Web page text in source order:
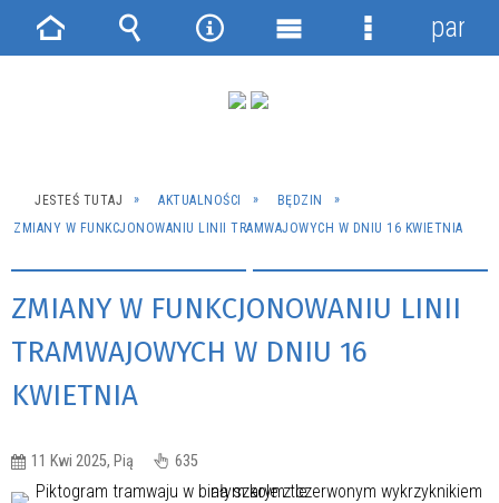
JESTEŚ TUTAJ AKTUALNOŚCI
BĘDZIN
ZMIANY W FUNKCJONOWANIU LINII TRAMWAJOWYCH W DNIU 16 KWIETNIA
ZMIANY W FUNKCJONOWANIU LINII
TRAMWAJOWYCH W DNIU 16
KWIETNIA
11 Kwi 2025, Pią 635
Strona Wyszukiwarka
NarzędziaMenu
Menu
panel